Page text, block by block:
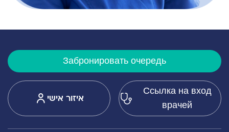
Забронировать очередь
איזור אישי
Ссылка на вход
врачей